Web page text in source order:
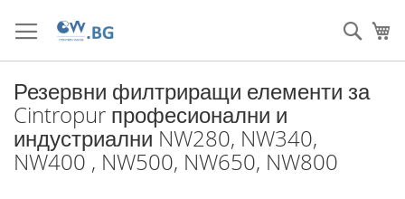
към
съдържанието
Резервни филтриращи елементи за
Cintropur професионални и
индустриални NW280, NW340,
NW400 , NW500, NW650, NW800